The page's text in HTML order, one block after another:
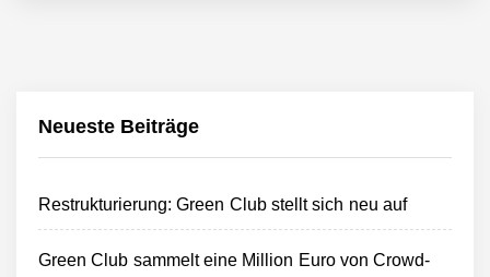
Neueste Beiträge
Restrukturierung: Green Club stellt sich neu auf
Green Club sammelt eine Million Euro von Crowd-